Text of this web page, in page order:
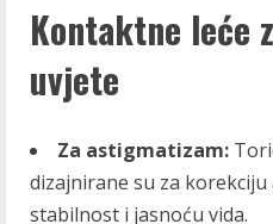
Kontaktne leće
uvjete
Za astigmatizam:
dizajnirane su za
stabilnost i jasnoću vida.